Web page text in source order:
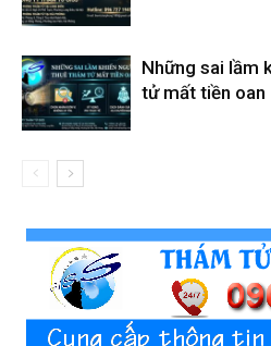
Những sai lầm
tử mất tiền oan